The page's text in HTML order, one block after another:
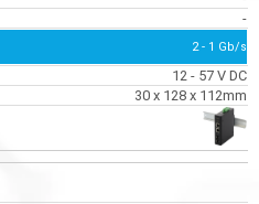
-
2 - 1 Gb/s
12 - 57 V DC
30 x 128 x 112mm